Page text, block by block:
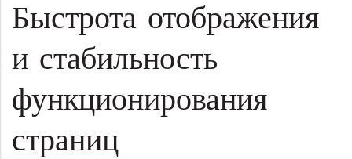
Быстрота отображения
и стабильность
функционирования
страниц